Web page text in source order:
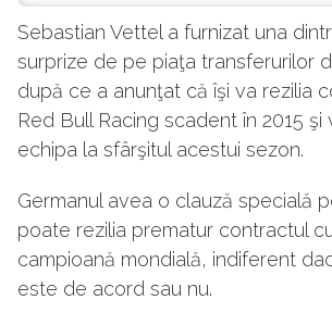
Sebastian Vettel a furnizat una
surprize de pe piaţa transferurilor
după ce a anunţat că îşi va rezilia
Red Bull Racing scadent în 2015 şi
echipa la sfârşitul acestui sezon.
Germanul avea o clauză specială
poate rezilia prematur contractul
campioană mondială, indiferent
este de acord sau nu.